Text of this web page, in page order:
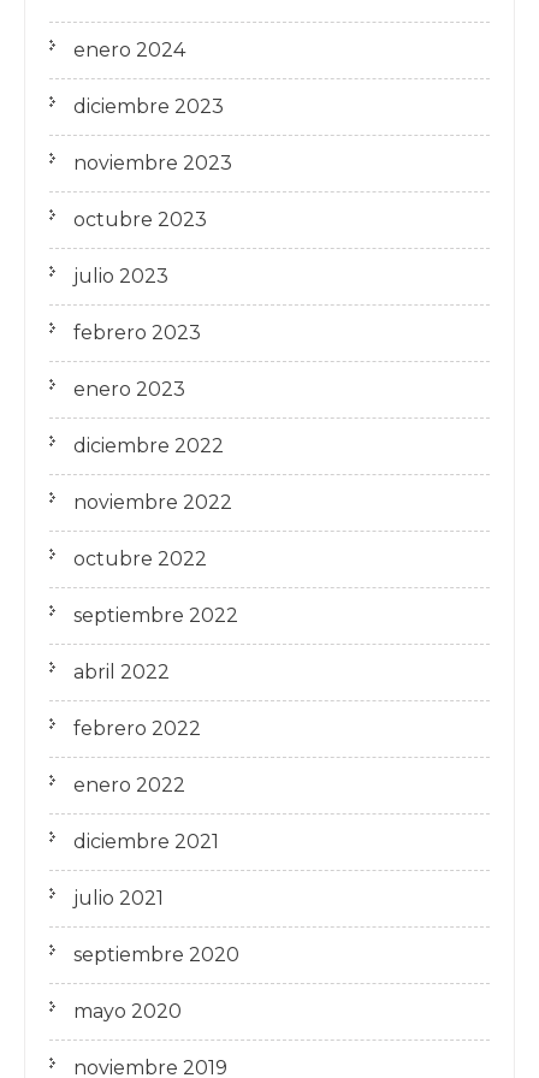
enero 2024
diciembre 2023
noviembre 2023
octubre 2023
julio 2023
febrero 2023
enero 2023
diciembre 2022
noviembre 2022
octubre 2022
septiembre 2022
abril 2022
febrero 2022
enero 2022
diciembre 2021
julio 2021
septiembre 2020
mayo 2020
noviembre 2019